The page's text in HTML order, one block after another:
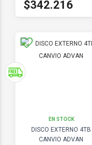
$342.216
EN STOCK
DISCO EXTERNO 4TB
CANVIO ADVAN